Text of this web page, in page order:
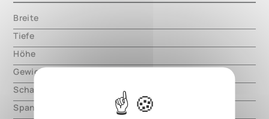
Breite
Tiefe
Höhe
Gewicht
000.00 mm
Schaltungsart
Spannung
9V DC, center negative